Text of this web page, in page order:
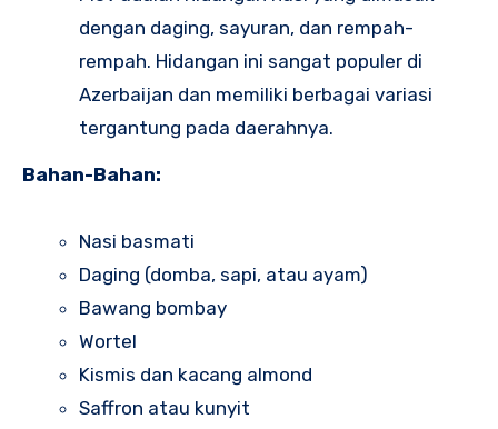
dengan daging, sayuran, dan rempah-
rempah. Hidangan ini sangat populer di
Azerbaijan dan memiliki berbagai variasi
tergantung pada daerahnya.
Bahan-Bahan:
Nasi basmati
Daging (domba, sapi, atau ayam)
Bawang bombay
Wortel
Kismis dan kacang almond
Saffron atau kunyit